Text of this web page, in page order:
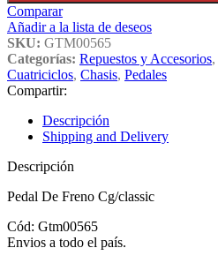
Comparar
Añadir a la lista de deseos
SKU: GTM00565
Categorías: Repuestos y Accesorios,
Cuatriciclos, Chasis, Pedales
Compartir:
Descripción
Shipping and Delivery
Descripción
Pedal De Freno Cg/classic
Cód: Gtm00565
Envios a todo el país.